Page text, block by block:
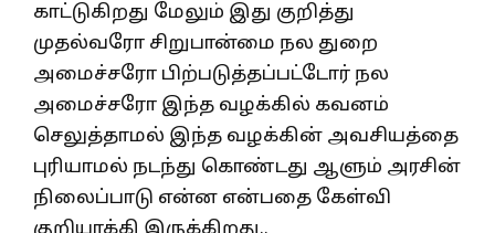
காட்டுகிறது மேலும் இது குறித்து
முதல்வரோ சிறுபான்மை நல துறை
அமைச்சரோ பிற்படுத்தப்பட்டோர் நல
அமைச்சரோ இந்த வழக்கில் கவனம்
செலுத்தாமல் இந்த வழக்கின் அவசியத்தை
புரியாமல் நடந்து கொண்டது ஆளும் அரசின்
நிலைப்பாடு என்ன என்பதை கேள்வி